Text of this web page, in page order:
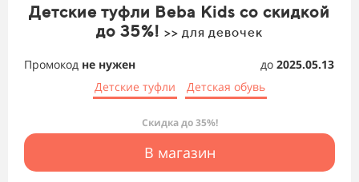
Детские туфли Beba Kids со скидкой
до 35%! >> для девочек
Промокод не нужен до 2025.05.13
Детские туфли
Детская обувь
Скидка до 35%!
В магазин